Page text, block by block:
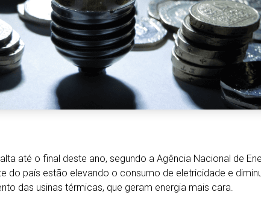
até o final deste ano, segundo a Agência Nacional de
do país estão elevando o consumo de eletricidade e
das usinas térmicas, que geram energia mais cara.